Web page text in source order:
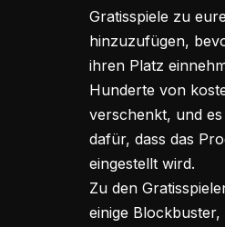
Gratisspiele zu
hinzuzufügen,
ihren Platz
Hunderte von
verschenkt, und
dafür, dass das
eingestellt wird.
Zu den
einige